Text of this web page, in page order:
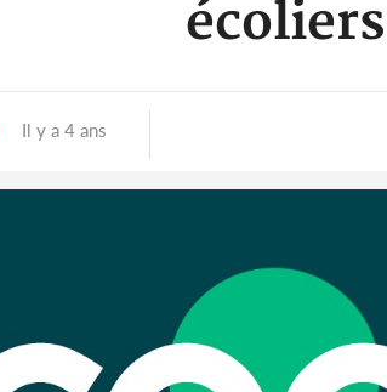
Il y a 4 ans